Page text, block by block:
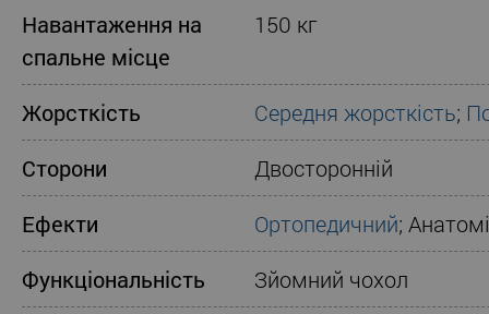
Навантаження на
спальне місце
150 кг
Жорсткість Середня жорсткість;
Сторони
Двосторонній
Ефекти
Ортопедичний;
Функціональність
Зйомний чохол